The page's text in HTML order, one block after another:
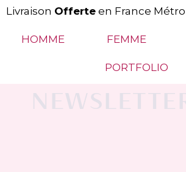
Livraison Offerte en France
HOMME FEMME
PORTFOLIO